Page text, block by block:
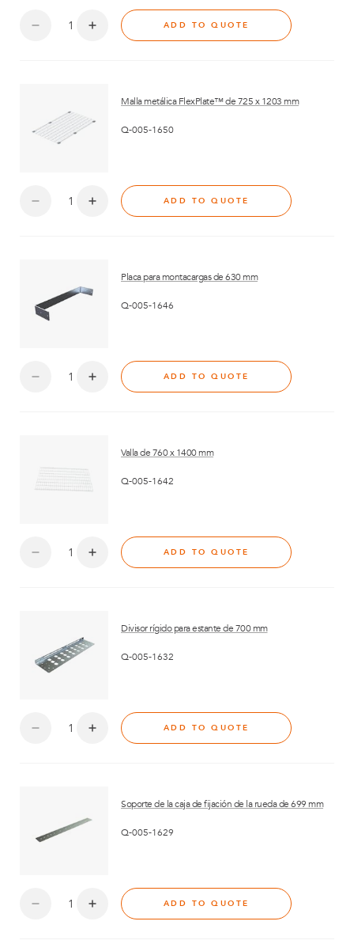
ADD TO QUOTE
Malla metálica FlexPlate™ de 725 x 1203 mm
Q-005-1650
ADD TO QUOTE
Placa para montacargas de 630 mm
Q-005-1646
ADD TO QUOTE
Valla de 760 x 1400 mm
Q-005-1642
ADD TO QUOTE
Divisor rígido para estante de 700 mm
Q-005-1632
ADD TO QUOTE
Soporte de la caja de fijación de la rueda de 699 mm
Q-005-1629
ADD TO QUOTE